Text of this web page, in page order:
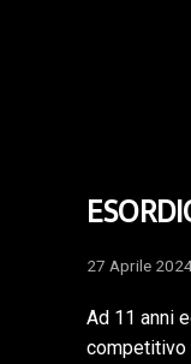
27 Aprile
Ad 11 anni
competitivo